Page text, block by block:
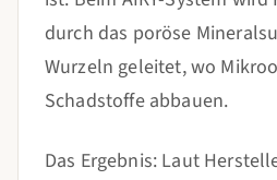
durch das poröse
Wurzeln geleitet, wo
Schadstoffe abbauen.
Das Ergebnis: Laut